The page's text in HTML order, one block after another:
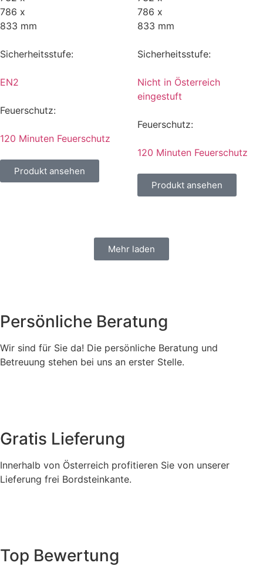
786 x
833 mm
Sicherheitsstufe:
EN2
Feuerschutz:
120 Minuten Feuerschutz
Produkt ansehen
786 x
833 mm
Sicherheitsstufe:
Nicht in Österreich
eingestuft
Feuerschutz:
120 Minuten Feuerschutz
Produkt ansehen
Mehr laden
Persönliche Beratung
Wir sind für Sie da! Die persönliche Beratung und
Betreuung stehen bei uns an erster Stelle.
Gratis Lieferung
Innerhalb von Österreich profitieren Sie von unserer
Lieferung frei Bordsteinkante.
Top Bewertung